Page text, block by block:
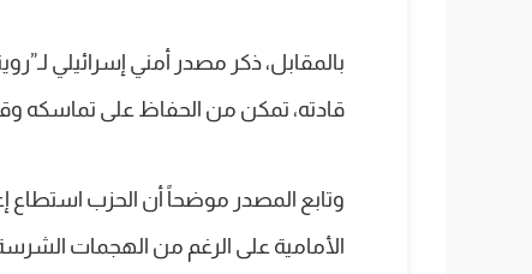
بالمقابل، ذكر مصدر أمني إسرائيلي
قادته، تمكن من الحفاظ على تماسكه
وتابع المصدر موضحاً أن الحزب
الأمامية على الرغم من الهجمات